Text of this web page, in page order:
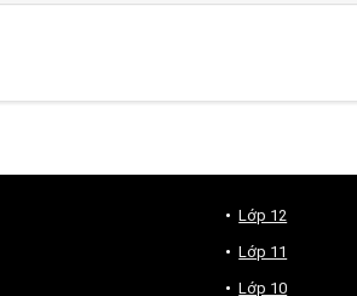
Lớp 12
Lớp 11
Lớp 10